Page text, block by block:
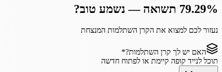
79.29% תשואה — נשמע טוב?
נעזור לכם למצוא את הקרן השתלמות המנצחת
האם יש לך קרן השתלמות?*
תוכל לנייד קופה קיימת או לפתוח חדשה